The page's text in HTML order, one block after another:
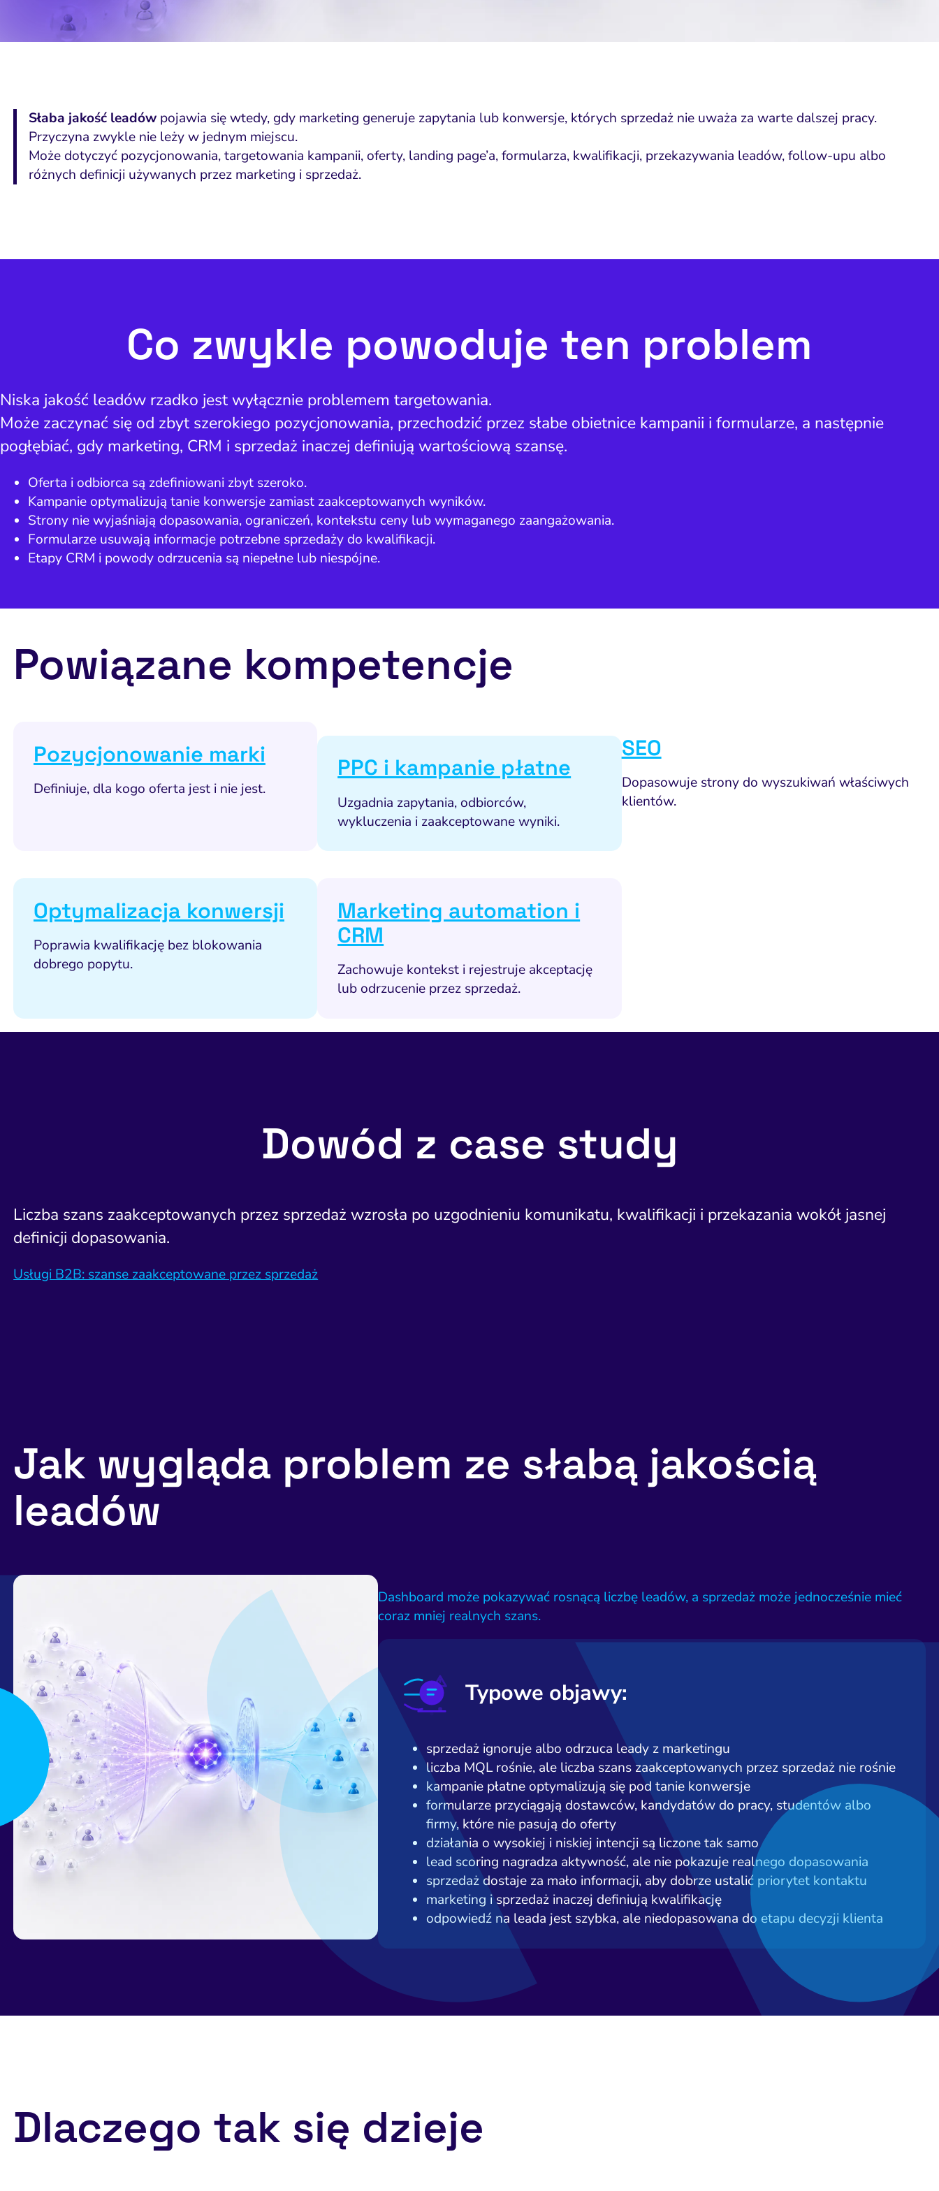
Słaba jakość leadów pojawia się wtedy, gdy marketing generuje zapytania lub konwersje, których sprzedaż nie uważa za warte dalszej pracy.
Przyczyna zwykle nie leży w jednym miejscu.
Może dotyczyć pozycjonowania, targetowania kampanii, oferty, landing page’a, formularza, kwalifikacji, przekazywania leadów, follow-upu albo
różnych definicji używanych przez marketing i sprzedaż.
Co zwykle powoduje ten problem
Niska jakość leadów rzadko jest wyłącznie problemem targetowania.
Może zaczynać się od zbyt szerokiego pozycjonowania, przechodzić przez słabe obietnice kampanii i formularze, a następnie
pogłębiać, gdy marketing, CRM i sprzedaż inaczej definiują wartościową szansę.
Oferta i odbiorca są zdefiniowani zbyt szeroko.
Kampanie optymalizują tanie konwersje zamiast zaakceptowanych wyników.
Strony nie wyjaśniają dopasowania, ograniczeń, kontekstu ceny lub wymaganego zaangażowania.
Formularze usuwają informacje potrzebne sprzedaży do kwalifikacji.
Etapy CRM i powody odrzucenia są niepełne lub niespójne.
Powiązane kompetencje
Pozycjonowanie marki
Definiuje, dla kogo oferta jest i nie jest.
PPC i kampanie płatne
Uzgadnia zapytania, odbiorców,
wykluczenia i zaakceptowane wyniki.
SEO
Dopasowuje strony do wyszukiwań właściwych
klientów.
Optymalizacja konwersji
Poprawia kwalifikację bez blokowania
dobrego popytu.
Marketing automation i
CRM
Zachowuje kontekst i rejestruje akceptację
lub odrzucenie przez sprzedaż.
Dowód z case study
Liczba szans zaakceptowanych przez sprzedaż wzrosła po uzgodnieniu komunikatu, kwalifikacji i przekazania wokół jasnej
definicji dopasowania.
Usługi B2B: szanse zaakceptowane przez sprzedaż
Jak wygląda problem ze słabą jakością
leadów
Dashboard może pokazywać rosnącą liczbę leadów, a sprzedaż może jednocześnie mieć
coraz mniej realnych szans.
Typowe objawy:
sprzedaż ignoruje albo odrzuca leady z marketingu
liczba MQL rośnie, ale liczba szans zaakceptowanych przez sprzedaż nie rośnie
kampanie płatne optymalizują się pod tanie konwersje
formularze przyciągają dostawców, kandydatów do pracy, studentów albo
firmy, które nie pasują do oferty
działania o wysokiej i niskiej intencji są liczone tak samo
lead scoring nagradza aktywność, ale nie pokazuje realnego dopasowania
sprzedaż dostaje za mało informacji, aby dobrze ustalić priorytet kontaktu
marketing i sprzedaż inaczej definiują kwalifikację
odpowiedź na leada jest szybka, ale niedopasowana do etapu decyzji klienta
Dlaczego tak się dzieje